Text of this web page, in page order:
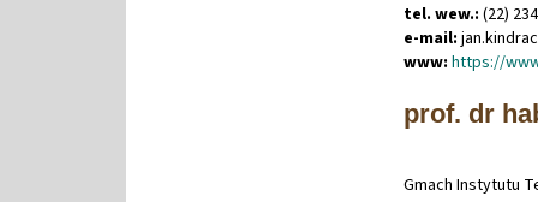
tel. wew.: (22)
e-mail: jan.
www: https://
prof. dr
Gmach Instytutu